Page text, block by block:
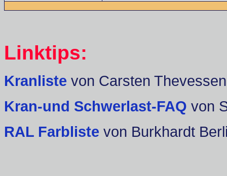
Linktips:
Kranliste von Carsten Thevessen
Kran-und Schwerlast-FAQ von
RAL Farbliste von Burkhardt